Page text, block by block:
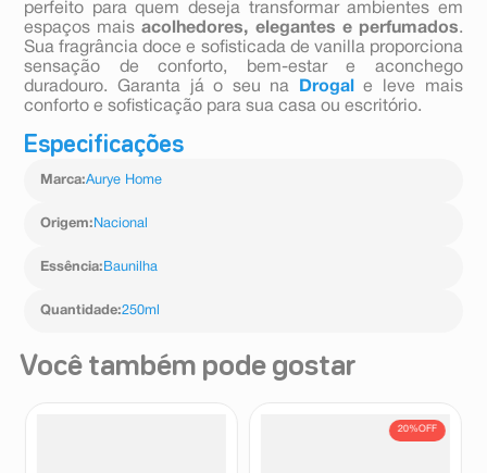
perfeito para quem deseja transformar ambientes em
espaços maisacolhedores, elegantes e perfumados.
Sua fragrância doce e sofisticada de vanilla proporciona
sensação de conforto, bem-estar e aconchego
duradouro. Garanta já o seu na
Drogal
e leve mais
conforto e sofisticação para sua casa ou escritório.
Especificações
Marca:Aurye Home
Origem: Nacional
Essência: Baunilha
Quantidade:250ml
Você também pode gostar
20%OFF